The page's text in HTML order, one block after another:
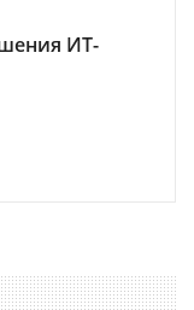
ИТ-